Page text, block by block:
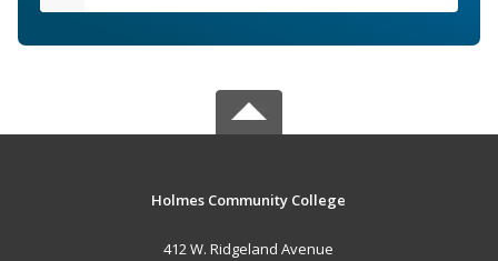
Holmes Community College
412 W. Ridgeland Avenue